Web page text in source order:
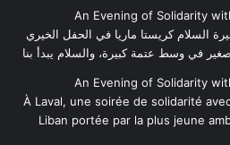
An Evening of Solidarity
السلام كريستا ماريا في الحفل الخيري
في وسط عتمة كبيرة، والسلام يبدأ بنا
An Evening of Solidarity
À Laval, une soirée de solidarité
Liban portée par la plus jeune